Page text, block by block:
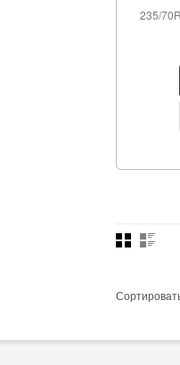
235/